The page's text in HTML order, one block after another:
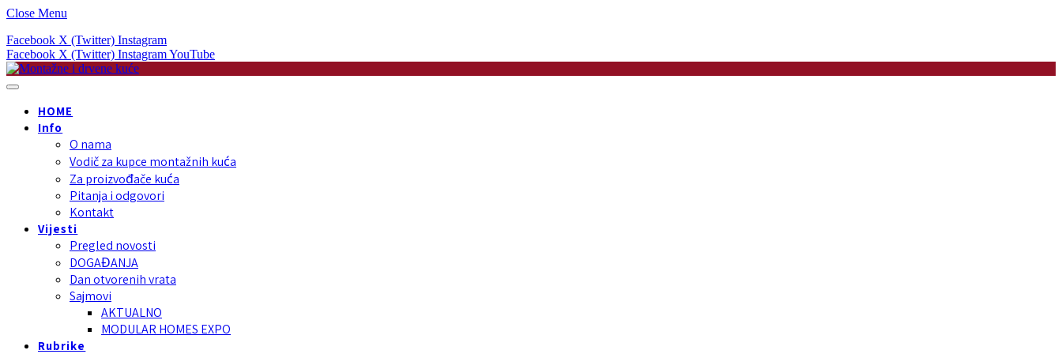
Close Menu
Facebook X (Twitter) Instagram
Facebook X (Twitter) InstagramYouTube
HOME
Info
O nama
Vodič za kupce montažnih kuća
Za proizvođače kuća
Pitanja i odgovori
Kontakt
Vijesti
Pregled novosti
DOGAĐANJA
Dan otvorenih vrata
Sajmovi
AKTUALNO
MODULAR HOMES EXPO
Rubrike